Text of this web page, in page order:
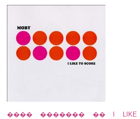
���� ������� �� I LIKE